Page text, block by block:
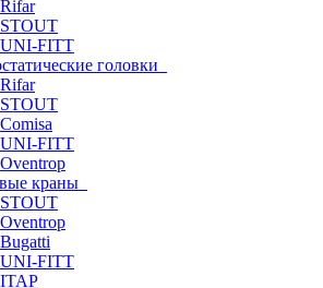
Rifar
STOUT
UNI-FITT
головки
Rifar
STOUT
Comisa
UNI-FITT
Oventrop
краны
STOUT
Oventrop
Bugatti
UNI-FITT
ITAP